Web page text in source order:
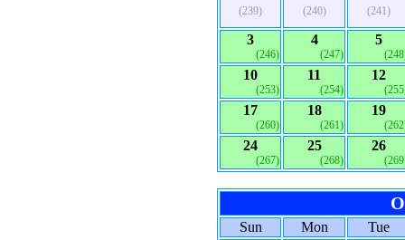
(239) (240) (241)
3
(246)
4
(247)
5
10
(253)
11
(254)
12
17
(260)
18
(261)
19
24
(267)
25
(268)
26
Sun Mon
Tue